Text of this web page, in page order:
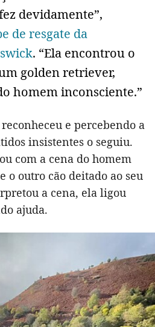
devidamente”,
de resgate da
. “Ela encontrou o
golden retriever,
homem inconsciente.”
e percebendo a
insistentes o seguiu.
com a cena do homem
o outro cão deitado ao seu
a cena, ela ligou
ajuda.